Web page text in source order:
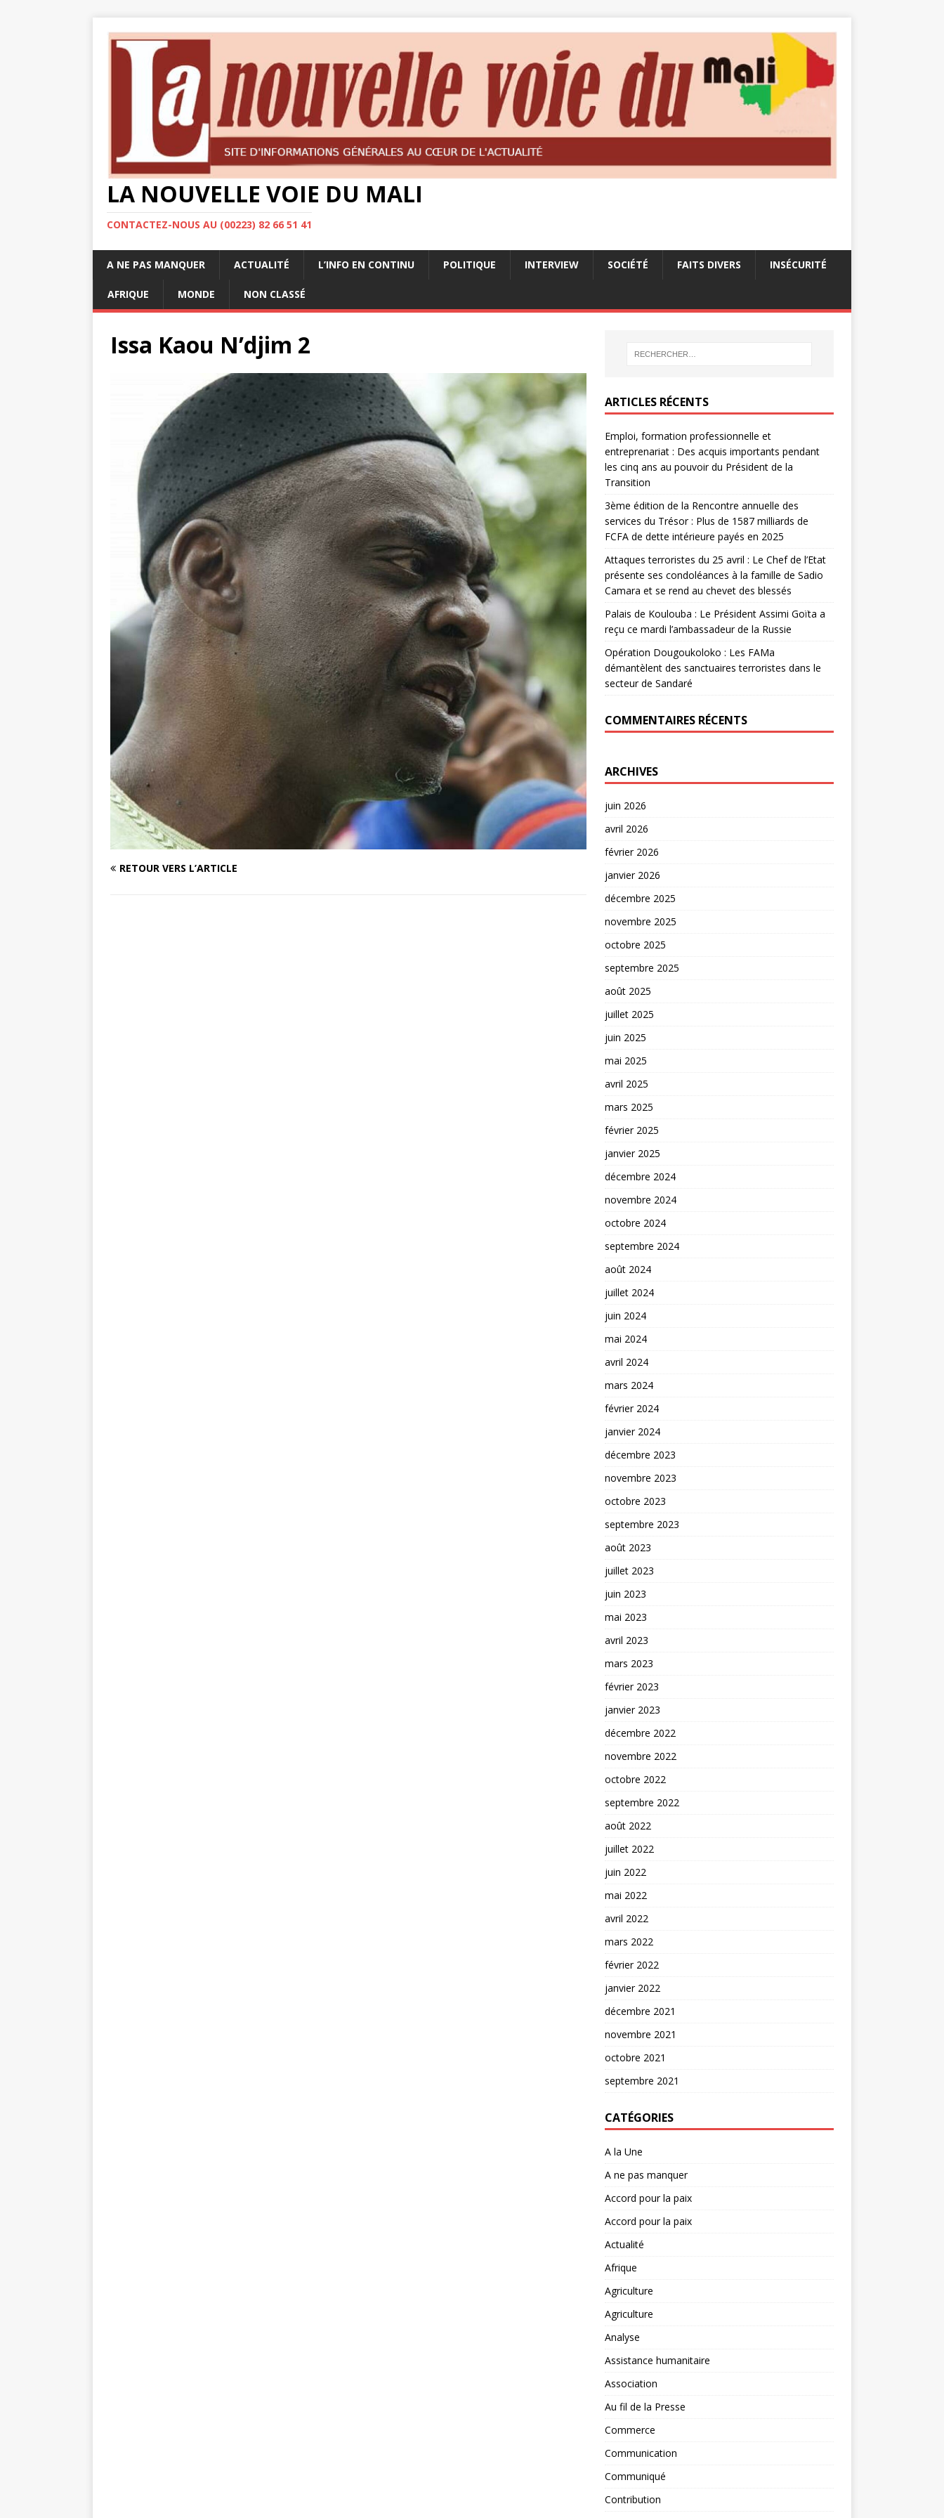
LA NOUVELLE VOIE DU MALI
CONTACTEZ-NOUS AU (00223) 82 66 51 41
A NE PAS MANQUER ACTUALITÉ L’INFO EN CONTINU POLITIQUE INTERVIEW SOCIÉTÉ FAITS DIVERS INSÉCURITÉ
AFRIQUE MONDE NON CLASSÉ
Issa Kaou N’djim 2
RETOUR VERS L’ARTICLE
ARTICLES RÉCENTS
Emploi, formation professionnelle et
entreprenariat : Des acquis importants pendant
les cinq ans au pouvoir du Président de la
Transition
3ème édition de la Rencontre annuelle des
services du Trésor : Plus de 1587 milliards de
FCFA de dette intérieure payés en 2025
Attaques terroristes du 25 avril : Le Chef de l’Etat
présente ses condoléances à la famille de Sadio
Camara et se rend au chevet des blessés
Palais de Koulouba : Le Président Assimi Goïta a
reçu ce mardi l’ambassadeur de la Russie
Opération Dougoukoloko : Les FAMa
démantèlent des sanctuaires terroristes dans le
secteur de Sandaré
COMMENTAIRES RÉCENTS
ARCHIVES
juin 2026
avril 2026
février 2026
janvier 2026
décembre 2025
novembre 2025
octobre 2025
septembre 2025
août 2025
juillet 2025
juin 2025
mai 2025
avril 2025
mars 2025
février 2025
janvier 2025
décembre 2024
novembre 2024
octobre 2024
septembre 2024
août 2024
juillet 2024
juin 2024
mai 2024
avril 2024
mars 2024
février 2024
janvier 2024
décembre 2023
novembre 2023
octobre 2023
septembre 2023
août 2023
juillet 2023
juin 2023
mai 2023
avril 2023
mars 2023
février 2023
janvier 2023
décembre 2022
novembre 2022
octobre 2022
septembre 2022
août 2022
juillet 2022
juin 2022
mai 2022
avril 2022
mars 2022
février 2022
janvier 2022
décembre 2021
novembre 2021
octobre 2021
septembre 2021
CATÉGORIES
A la Une
A ne pas manquer
Accord pour la paix
Accord pour la paix
Actualité
Afrique
Agriculture
Agriculture
Analyse
Assistance humanitaire
Association
Au fil de la Presse
Commerce
Communication
Communiqué
Contribution